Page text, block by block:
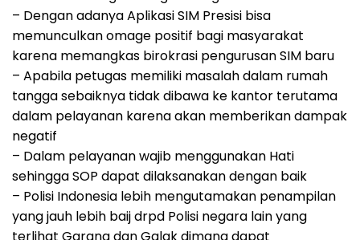
– Dengan adanya Aplikasi SIM Presisi bisa
memunculkan omage positif bagi masyarakat
karena memangkas birokrasi pengurusan SIM baru
– Apabila petugas memiliki masalah dalam rumah
tangga sebaiknya tidak dibawa ke kantor terutama
dalam pelayanan karena akan memberikan dampak
negatif
– Dalam pelayanan wajib menggunakan Hati
sehingga SOP dapat dilaksanakan dengan baik
– Polisi Indonesia lebih mengutamakan penampilan
yang jauh lebih baij drpd Polisi negara lain yang